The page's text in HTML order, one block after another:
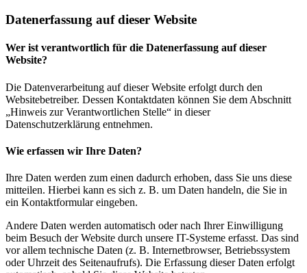
Datenerfassung auf dieser Website
Wer ist verantwortlich für die Datenerfassung auf dieser
Website?
Die Datenverarbeitung auf dieser Website erfolgt durch den
Websitebetreiber. Dessen Kontaktdaten können Sie dem Abschnitt
„Hinweis zur Verantwortlichen Stelle“ in dieser
Datenschutzerklärung entnehmen.
Wie erfassen wir Ihre Daten?
Ihre Daten werden zum einen dadurch erhoben, dass Sie uns diese
mitteilen. Hierbei kann es sich z. B. um Daten handeln, die Sie in
ein Kontaktformular eingeben.
Andere Daten werden automatisch oder nach Ihrer Einwilligung
beim Besuch der Website durch unsere IT-Systeme erfasst. Das sind
vor allem technische Daten (z. B. Internetbrowser, Betriebssystem
oder Uhrzeit des Seitenaufrufs). Die Erfassung dieser Daten erfolgt